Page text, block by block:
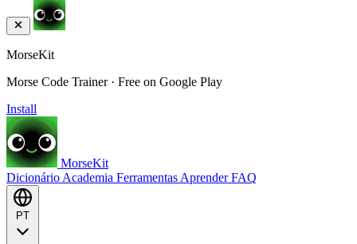
MorseKit
Morse Code Trainer · Free on Google Play
Install
MorseKit
Dicionário Academia Ferramentas AprenderFAQ